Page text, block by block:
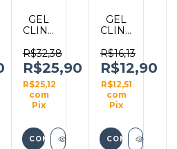
GEL
CLINICO
INCOLOR
5KG
BAG
R$32,38
R$25,90
R$25,12
com
Pix
GEL
CLINICO
INCOLOR
2KG
BAG
R$16,13
R$12,90
R$12,51
com
Pix